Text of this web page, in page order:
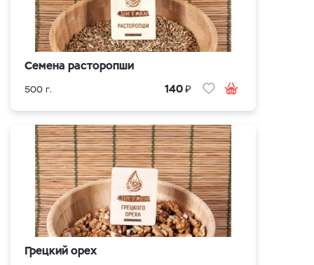
Семена расторопши
500 г. 140₽
Грецкий орех